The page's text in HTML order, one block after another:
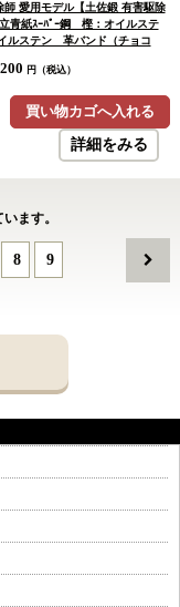
師 愛用モデル【土佐鍛 有害駆除
青紙ｽｰﾊﾟｰ鋼 樫：オイルステ
ルステン 革バンド（チョコ
円（税込）
買い物カゴへ入れる
詳細をみる
ます。
8 9